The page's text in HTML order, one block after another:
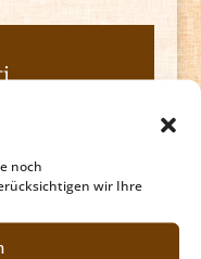
noch
wir Ihre